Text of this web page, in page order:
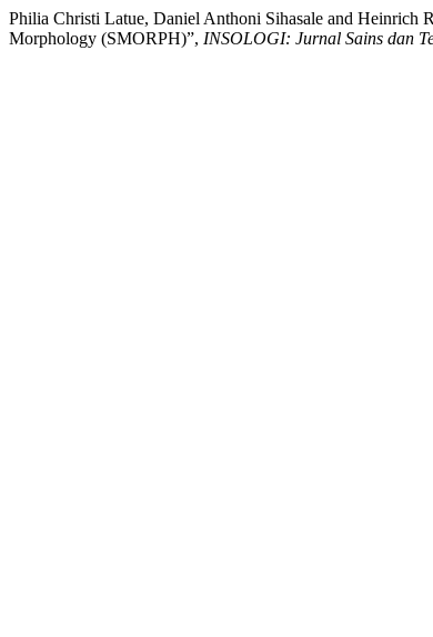
Philia Christi Latue, Daniel Anthoni Sihasale and Heinrich
Morphology (SMORPH)”, INSOLOGI: Jurnal Sains dan